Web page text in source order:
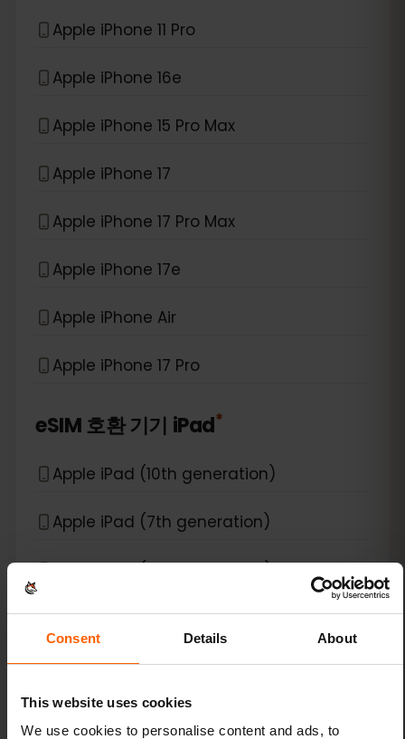
Consent Details About
This website uses cookies
We use cookies to personalise content and ads, to
Apple iPhone 11 Pro
Apple iPhone 16e
Apple iPhone 15 Pro Max
Apple iPhone 17
Apple iPhone 17 Pro Max
Apple iPhone 17e
Apple iPhone Air
Apple iPhone 17 Pro
eSIM 호환 기기 iPad*
Apple iPad (10th generation)
Apple iPad (7th generation)
Apple iPad (8th generation)
Apple iPad (9th generation)
Apple iPad Air (3rd generation)
Apple iPad Air (4th generation)